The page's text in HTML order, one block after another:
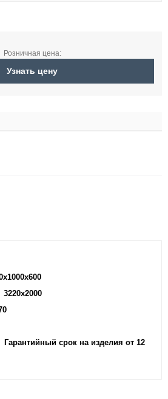
Розничная цена:
Узнать цену
3220х2000
Гарантийный срок на изделия от 12